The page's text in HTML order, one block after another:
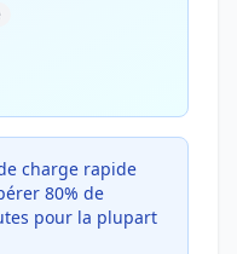
charge rapide
80% de
pour la plupart